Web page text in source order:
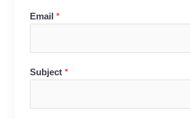
Email *
Subject *